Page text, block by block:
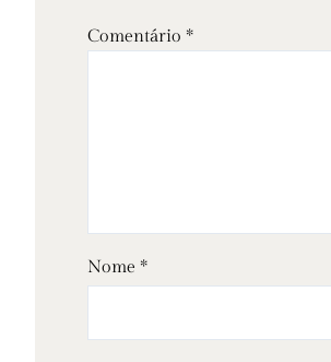
Comentário *
Nome *